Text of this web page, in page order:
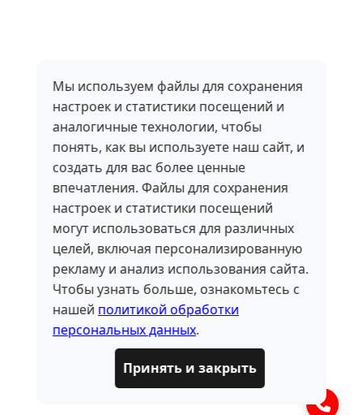
Мы используем файлы для сохранения
настроек и статистики посещений и
аналогичные технологии, чтобы
понять, как вы используете наш сайт, и
создать для вас более ценные
впечатления. Файлы для сохранения
настроек и статистики посещений
могут использоваться для различных
целей, включая персонализированную
рекламу и анализ использования сайта.
Чтобы узнать больше, ознакомьтесь с
нашей политикой обработки
персональных данных.
Принять и закрыть